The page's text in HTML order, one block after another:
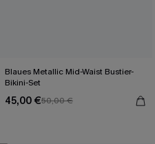
Blaues Metallic Mid-Waist Bustier-
Bikini-Set
45,00 €50,00 €